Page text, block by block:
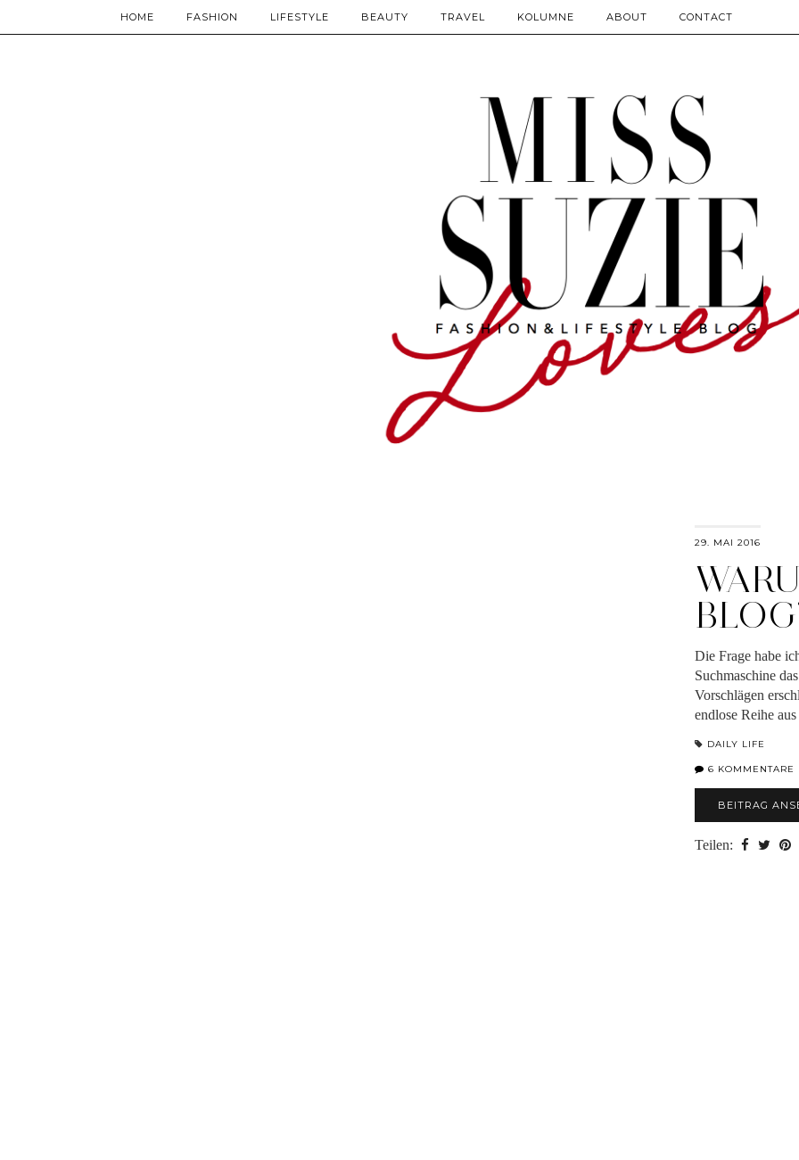
HOME FASHION LIFESTYLE BEAUTY TRAVEL KOLUMNE ABOUT CONTACT
29. MAI 2016
Die Frage habe
Suchmaschine
Vorschlägen
endlose Reihe
DAILY LIFE
6 KOMMENTARE
BEITRAG
Teilen: